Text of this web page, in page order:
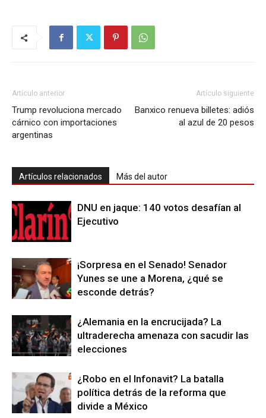
Artículo anterior
Trump revoluciona mercado
cárnico con importaciones
argentinas
Artículo siguiente
Banxico renueva billetes: adiós
al azul de 20 pesos
Artículos relacionados Más del autor
DNU en jaque: 140 votos desafían al
Ejecutivo
¡Sorpresa en el Senado! Senador
Yunes se une a Morena, ¿qué se
esconde detrás?
¿Alemania en la encrucijada? La
ultraderecha amenaza con sacudir las
elecciones
¿Robo en el Infonavit? La batalla
política detrás de la reforma que
divide a México